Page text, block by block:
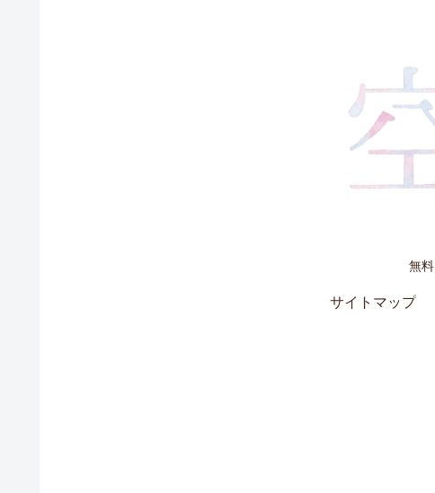
無
サイトマップ